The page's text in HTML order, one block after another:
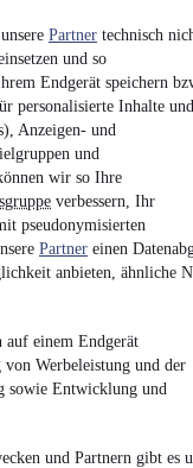
Partner technisch
und so
Endgerät speichern
personalisierte Inhalte und
Anzeigen- und
und
wir so Ihre
verbessern, Ihr
pseudonymisierten
Partner einen
anbieten, ähnliche
einem Endgerät
Werbeleistung und der
sowie Entwicklung und
und Partnern gibt es
Angebote : Alle